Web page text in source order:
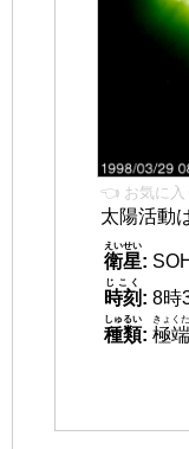
👈 お気に入
太陽活動
衛星
えいせい
:
時刻
じこく
: 8時
種類
しゅるい
: 極
きょく